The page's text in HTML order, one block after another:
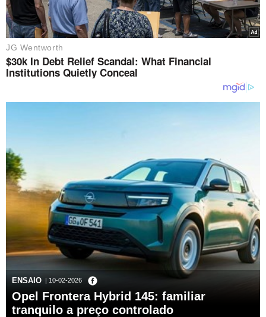
ENSAIO | 10-02-2026
Opel Frontera Hybrid 145: familiar
tranquilo a preço controlado